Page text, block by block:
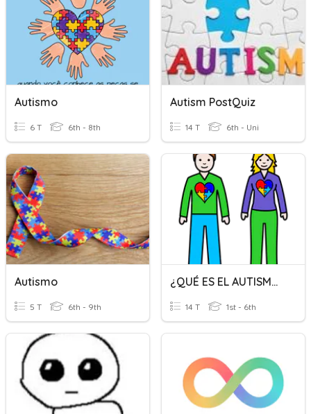
Autismo
6 T 6th - 8th
Autism PostQuiz
14 T 6th - Uni
Autismo
5 T 6th - 9th
¿QUÉ ES EL AUTISMO?
14 T 1st - 6th